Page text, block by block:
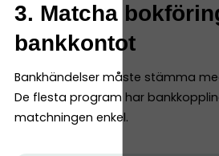
3. Matcha
bankkontot
Bankhändelser måste stämma
De flesta program har
matchningen enkel.